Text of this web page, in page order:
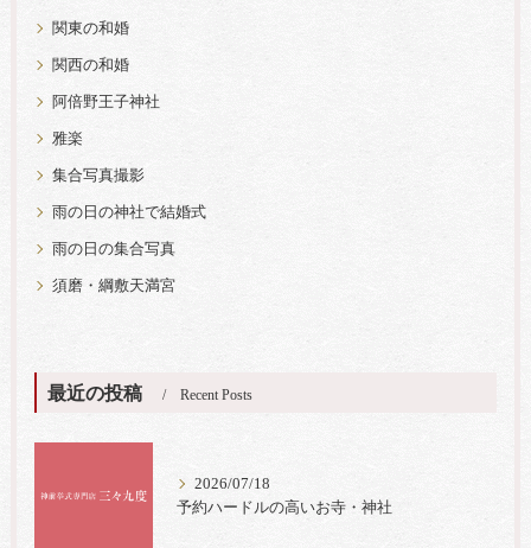
関東の和婚
関西の和婚
阿倍野王子神社
雅楽
集合写真撮影
雨の日の神社で結婚式
雨の日の集合写真
須磨・綱敷天満宮
最近の投稿 Recent Posts
2026/07/18
予約ハードルの高いお寺・神社